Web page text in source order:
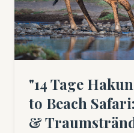
"14 Tage
to Beach
&